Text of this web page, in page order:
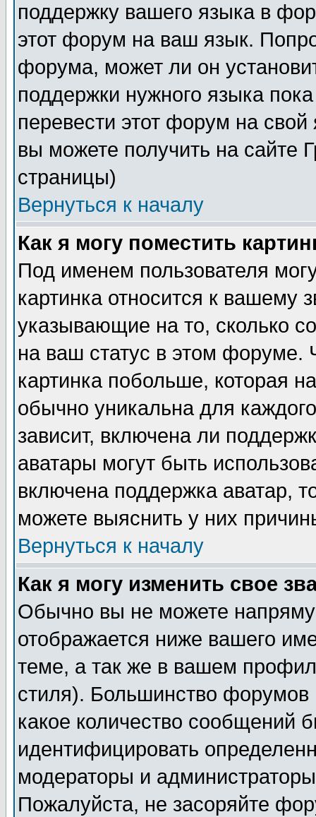
поддержку вашего языка в
этот форум на ваш язык.
форума, может ли он
поддержки нужного языка
перевести этот форум на
вы можете получить на сайте
страницы)
Вернуться к началу
Как я могу поместить
Под именем пользователя
картинка относится к вашему
указывающие на то, сколько
на ваш статус в этом форуме.
картинка побольше, которая
обычно уникальна для
зависит, включена ли
аватары могут быть
включена поддержка аватар,
можете выяснить у них
Вернуться к началу
Как я могу изменить свое
Обычно вы не можете
отображается ниже вашего
теме, а так же в вашем
стиля). Большинство форумов
какое количество сообщений
идентифицировать
модераторы и
Пожалуйста, не засоряйте